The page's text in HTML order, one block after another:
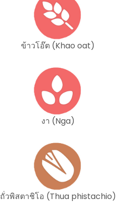
ข้าวโอ๊ต (Khao oat)
งา (Nga)
ถั่วพิสตาชิโอ (Thua phistachio)